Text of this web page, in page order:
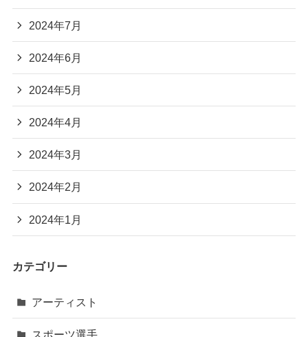
2024年7月
2024年6月
2024年5月
2024年4月
2024年3月
2024年2月
2024年1月
カテゴリー
アーティスト